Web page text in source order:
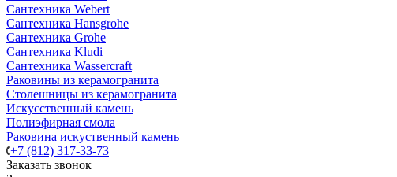
Сантехника Webert
Сантехника Hansgrohe
Сантехника Grohe
Сантехника Kludi
Сантехника Wassercraft
Раковины из керамогранита
Столешницы из керамогранита
Искусственный камень
Полиэфирная смола
Раковина искуственный камень
+7 (812) 317-33-73
Заказать звонок